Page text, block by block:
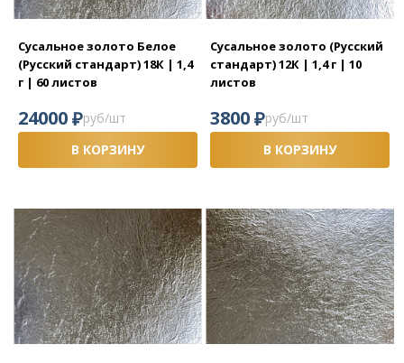
Сусальное золото Белое
(Русский стандарт) 18К | 1,4
г | 60 листов
24000₽руб/шт
В КОРЗИНУ
Сусальное золото (Русский
стандарт) 12К | 1,4 г | 10
листов
3800₽руб/шт
В КОРЗИНУ